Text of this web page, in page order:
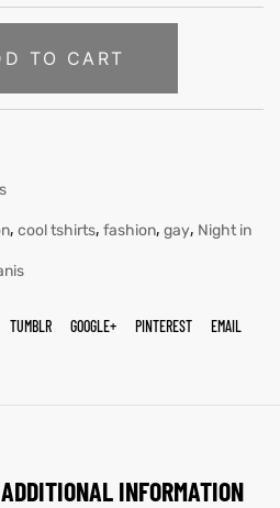
TO CART
, cool tshirts, fashion, gay, Night in
TUMBLR GOOGLE+ PINTEREST EMAIL
ADDITIONAL INFORMATION